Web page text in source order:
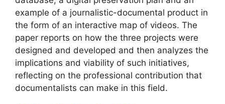
example of a journalistic-documental product in
the form of an interactive map of videos. The
paper reports on how the three projects were
designed and developed and then analyzes the
implications and viability of such initiatives,
reflecting on the professional contribution that
documentalists can make in this field.